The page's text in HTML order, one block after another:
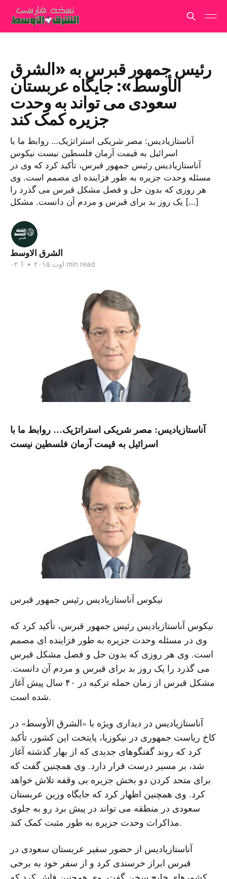
رئیس جمهور قبرس به «الشرق
الأوسط»: جایگاه عربستان
سعودی می تواند به وحدت
جزیره کمک کند
آناستازیادیس: مصر شریکی استراتژیک… روابط ما با
اسرائیل به قیمت آرمان فلسطین نیست نیکوس
آناستازیادیس رئیس جمهور قبرس، تأکید کرد که وی در
مسئله وحدت جزیره به طور فزاینده ای مصمم است. وی
هر روزی که بدون حل و فصل مشکل قبرس می گذرد را
یک روز بد برای قبرس و مردم آن دانست. مشکل […]
الشرق الاوسط
۰۲ اوت ۲۰۱۵ • 1 min read
آناستازیادیس: مصر شریکی استراتژیک… روابط ما با
اسرائیل به قیمت آرمان فلسطین نیست
نیکوس آناستازیادیس رئیس جمهور قبرس
نیکوس آناستازیادیس رئیس جمهور قبرس، تأکید کرد که
وی در مسئله وحدت جزیره به طور فزاینده ای مصمم
است. وی هر روزی که بدون حل و فصل مشکل قبرس
می گذرد را یک روز بد برای قبرس و مردم آن دانست.
مشکل قبرس از زمان حمله ترکیه در ۴۰ سال پیش آغاز
شده است.
آناستازیادیس در دیداری ویژه با «الشرق الأوسط» در
کاخ ریاست جمهوری در نیکوزیا، پایتخت این کشور، تأکید
کرد که روند گفتگوهای جدیدی که از بهار گذشته آغاز
شد، بر مسیر درست قرار دارد. وی همچنین گفت که
برای متحد کردن دو بخش جزیره بی وقفه تلاش خواهد
کرد. وی همچنین اظهار کرد که جایگاه وزین عربستان
سعودی در منطقه می تواند در پیش برد رو به جلوی
مذاکرات وحدت جزیره به طور مثبت کمک کند.
آناستازیادیس از حضور سفیر عربستان سعودی در
قبرس ابراز خرسندی کرد و از سفر خود به برخی